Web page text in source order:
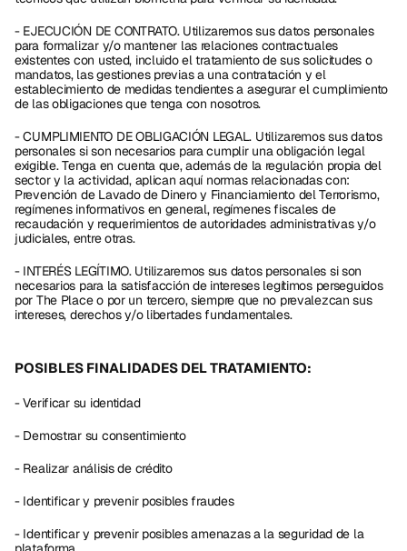
- EJECUCIÓN DE CONTRATO. Utilizaremos sus datos personales
para formalizar y/o mantener las relaciones contractuales
existentes con usted, incluido el tratamiento de sus solicitudes o
mandatos, las gestiones previas a una contratación y el
establecimiento de medidas tendientes a asegurar el cumplimiento
de las obligaciones que tenga con nosotros.
- CUMPLIMIENTO DE OBLIGACIÓN LEGAL. Utilizaremos sus datos
personales si son necesarios para cumplir una obligación legal
exigible. Tenga en cuenta que, además de la regulación propia del
sector y la actividad, aplican aquí normas relacionadas con:
Prevención de Lavado de Dinero y Financiamiento del Terrorismo,
regímenes informativos en general, regímenes fiscales de
recaudación y requerimientos de autoridades administrativas y/o
judiciales, entre otras.
- INTERÉS LEGÍTIMO. Utilizaremos sus datos personales si son
necesarios para la satisfacción de intereses legítimos perseguidos
por The Place o por un tercero, siempre que no prevalezcan sus
intereses, derechos y/o libertades fundamentales.
POSIBLES FINALIDADES DEL TRATAMIENTO:
- Verificar su identidad
- Demostrar su consentimiento
- Realizar análisis de crédito
- Identificar y prevenir posibles fraudes
- Identificar y prevenir posibles amenazas a la seguridad de la